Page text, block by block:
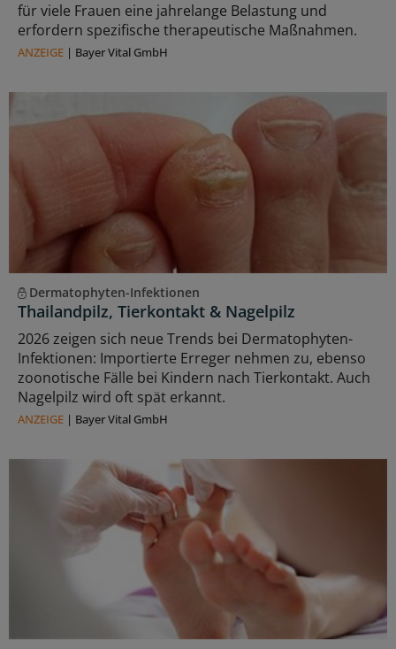
für viele Frauen eine jahrelange Belastung und
erfordern spezifische therapeutische Maßnahmen.
ANZEIGE | Bayer Vital GmbH
Dermatophyten-Infektionen
Thailandpilz, Tierkontakt & Nagelpilz
2026 zeigen sich neue Trends bei Dermatophyten-
Infektionen: Importierte Erreger nehmen zu, ebenso
zoonotische Fälle bei Kindern nach Tierkontakt. Auch
Nagelpilz wird oft spät erkannt.
ANZEIGE | Bayer Vital GmbH